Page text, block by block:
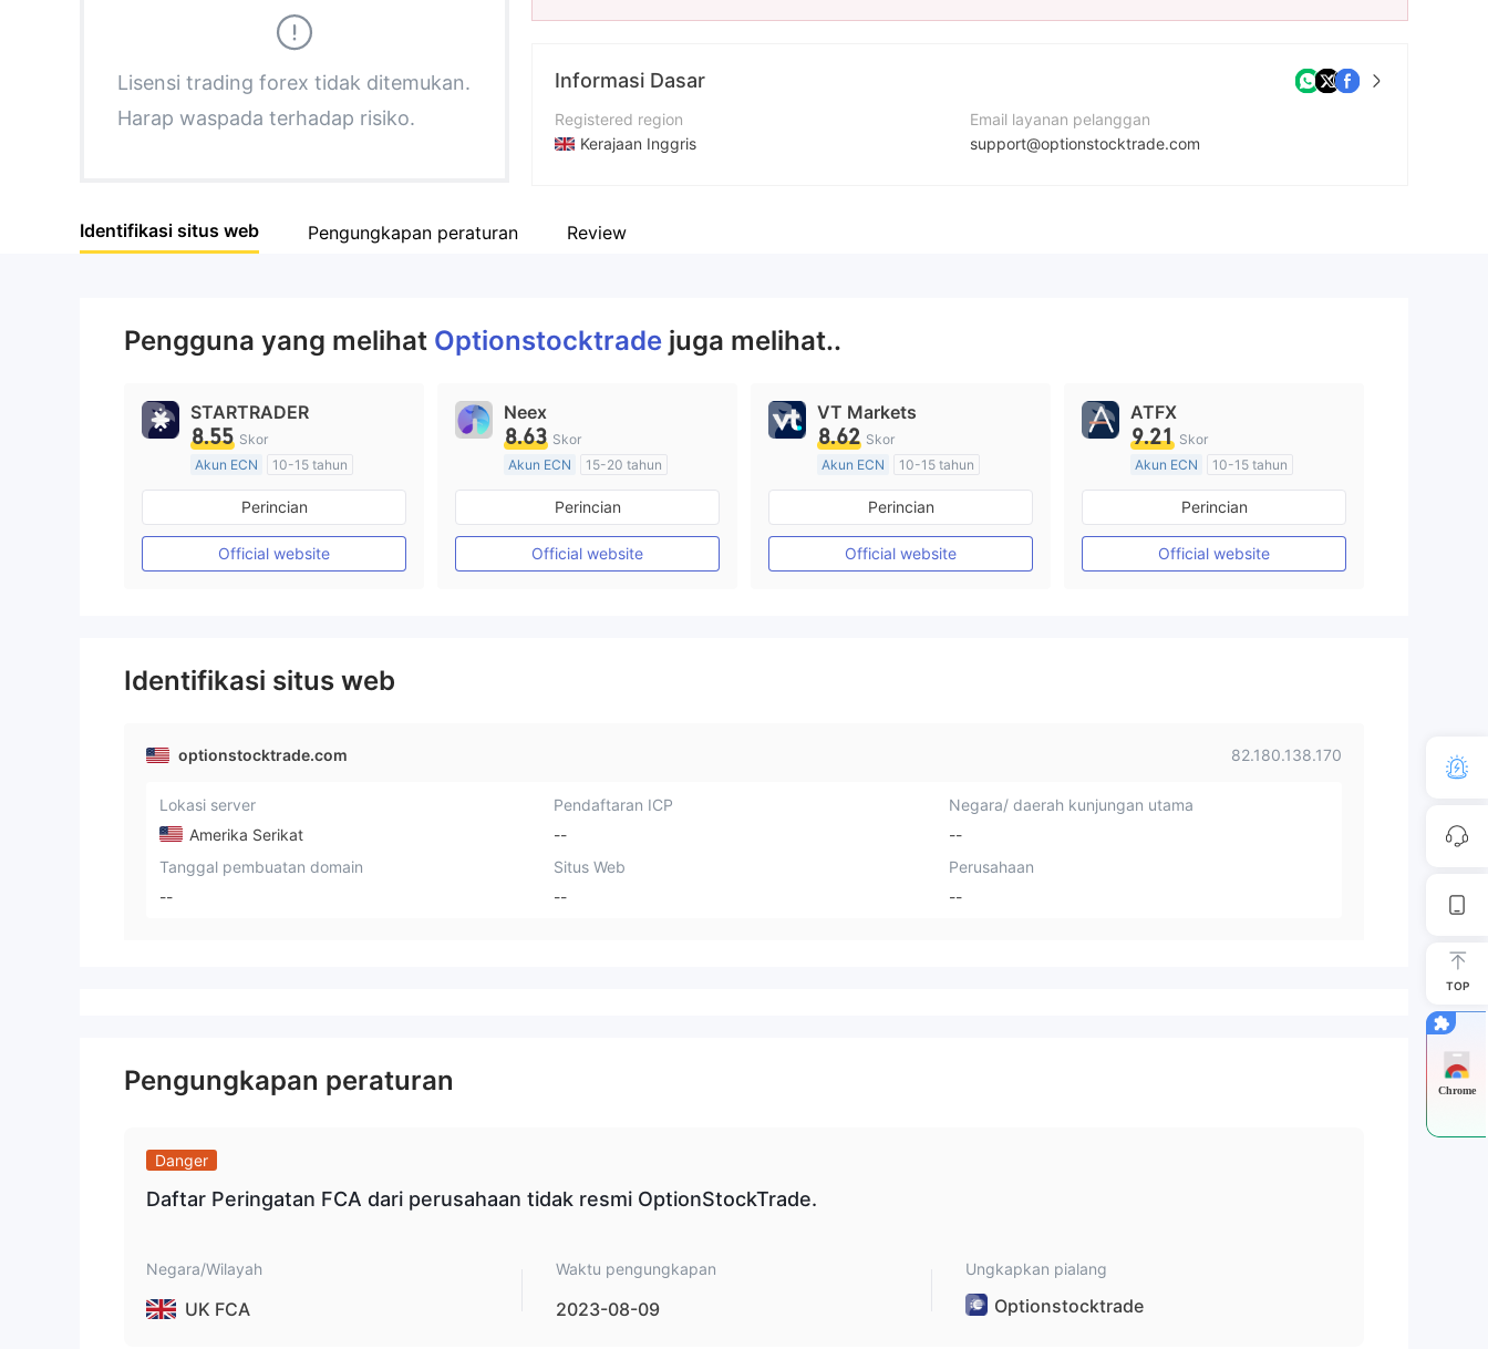
5
6
7
8
9
9
Lisensi trading forex tidak ditemukan.
Harap waspada terhadap risiko.
Informasi Dasar
Registered region
Kerajaan Inggris
Nama perusahaan
Email layanan pelanggan
support@optionstocktrade.com
Identifikasi situs web Pengungkapan peraturan Review
Pengguna yang melihat Optionstocktrade juga melihat..
STARTRADER
8.55 Skor
Akun ECN
10-15 tahun
Diatur di Australia
Market Maker (MM)
Lisensi Penuh MT4
Perincian
Official website
Neex
8.63 Skor
Akun ECN
15-20 tahun
Diatur di Australia
Market Maker (MM)
Lisensi Penuh MT4
Perincian
Official website
VT Markets
8.62 Skor
Akun ECN
10-15 tahun
Diatur di Australia
Market Maker (MM)
Lisensi Penuh MT4
Perincian
Official website
ATFX
9.21 Skor
Akun ECN
10-15 tahun
Diatur di Australia
Market Maker (MM)
Lisensi Penuh MT4
Perincian
Official website
Identifikasi situs web
optionstocktrade.com 82.180.138.170
Lokasi server
Amerika Serikat
Pendaftaran ICP
--
Negara/ daerah kunjungan utama
--
Tanggal pembuatan domain
--
Situs Web
--
Perusahaan
--
Pengungkapan peraturan
Danger
Daftar Peringatan FCA dari perusahaan tidak resmi OptionStockTrade.
Negara/Wilayah
UK FCA
Waktu pengungkapan
2023-08-09
Ungkapkan pialang
Optionstocktrade
TOP
Chrome